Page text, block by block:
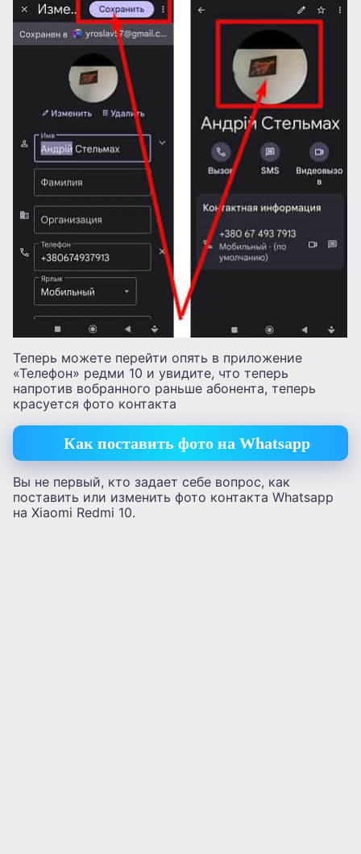
Теперь можете перейти опять в приложение
«Телефон» редми 10 и увидите, что теперь
напротив вобранного раньше абонента, теперь
красуется фото контакта
Как поставить фото на Whatsapp
Вы не первый, кто задает себе вопрос, как
поставить или изменить фото контакта Whatsapp
на Xiaomi Redmi 10.